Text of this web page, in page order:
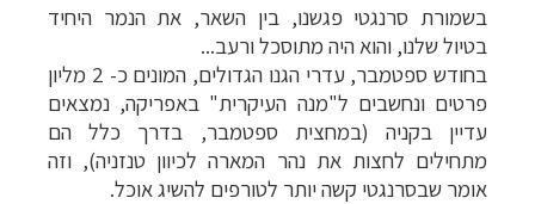
בשמורת סרנגטי פגשנו, בין השאר, את הנמר היחיד
בטיול שלנו, והוא היה מתוסכל ורעב...
בחודש ספטמבר, עדרי הגנו הגדולים, המונים כ- 2 מליון
פרטים ונחשבים ל"מנה העיקרית" באפריקה, נמצאים
עדיין בקניה (במחצית ספטמבר, בדרך כלל הם
מתחילים לחצות את נהר המארה לכיוון טנזניה), וזה
אומר שבסרנגטי קשה יותר לטורפים להשיג אוכל.